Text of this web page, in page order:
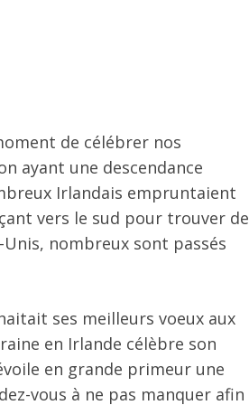
de célébrer nos
ayant une descendance
Irlandais empruntaient
vers le sud pour trouver de
nombreux sont passés
ses meilleurs voeux aux
en Irlande célèbre son
en grande primeur une
vous à ne pas manquer afin